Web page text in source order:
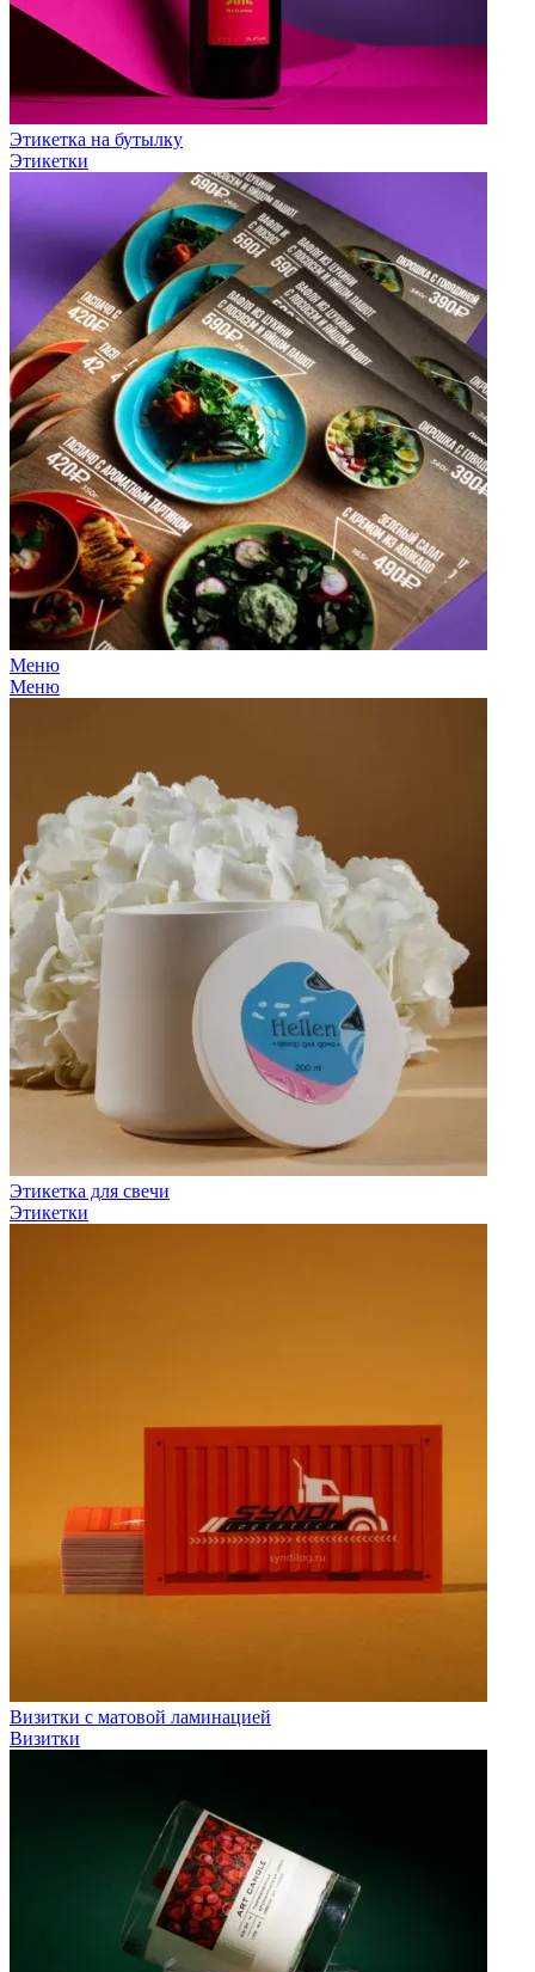
Этикетка на бутылку
Этикетки
Меню
Меню
Этикетка для свечи
Этикетки
Визитки с матовой ламинацией
Визитки